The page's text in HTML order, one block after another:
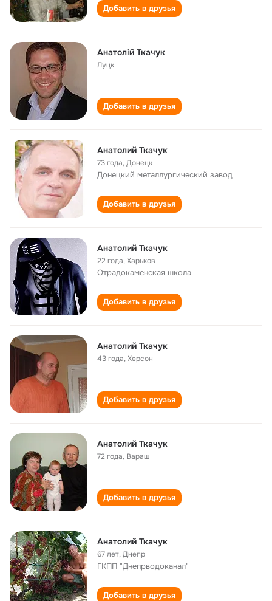
Добавить в друзья
Анатолій Ткачук
Луцк
Добавить в друзья
Анатолий Ткачук
73 года,Донецк
Донецкий металлургический завод
Добавить в друзья
Анатолий Ткачук
22 года,Харьков
Отрадокаменская школа
Добавить в друзья
Анатолий Ткачук
43 года,Херсон
Добавить в друзья
Анатолий Ткачук
72 года, Вараш
Добавить в друзья
Анатолий Ткачук
67 лет,Днепр
ГКПП "Днепрводоканал"
Добавить в друзья